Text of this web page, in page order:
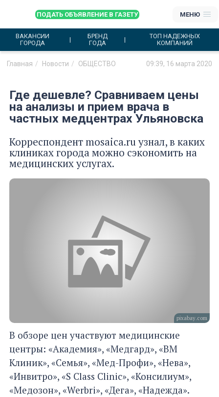
ПОДАТЬ ОБЪЯВЛЕНИЕ В ГАЗЕТУ МЕНЮ
ВАКАНСИИ
ГОРОДА
БРЕНД
ГОДА
ТОП НАДЕЖНЫХ
КОМПАНИЙ
Главная Новости ОБЩЕСТВО 09:39, 16 марта 2020
Где дешевле? Сравниваем цены
на анализы и прием врача в
частных медцентрах Ульяновска
Корреспондент mosaica.ru узнал, в каких
клиниках города можно сэкономить на
медицинских услугах.
pixabay.com
В обзоре цен участвуют медицинские
центры: «Академия», «Медгард», «ВМ
Клиник», «Семья», «Мед-Профи», «Нева»,
«Инвитро», «S Class Clinic», «Консилиум»,
«Медозон», «Werbri», «Дега», «Надежда».